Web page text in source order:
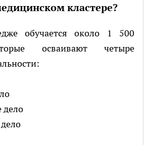
кластере?
обучается около 1 500
осваивают четыре
дело